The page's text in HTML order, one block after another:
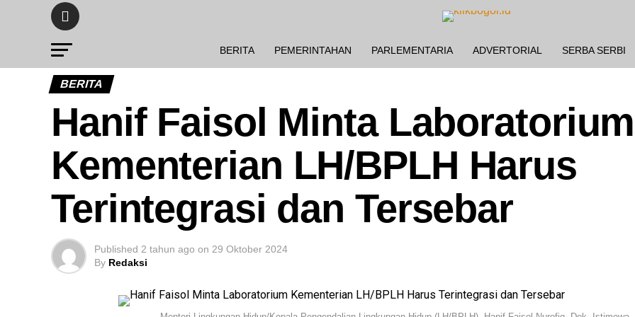
BERITA PEMERINTAHAN PARLEMENTARIA ADVERTORIAL SERBA SERBI
BERITA
Hanif Faisol Minta Laboratorium
Kementerian LH/BPLH Harus
Terintegrasi dan Tersebar
Published 2 tahun ago on 29 Oktober 2024
By Redaksi